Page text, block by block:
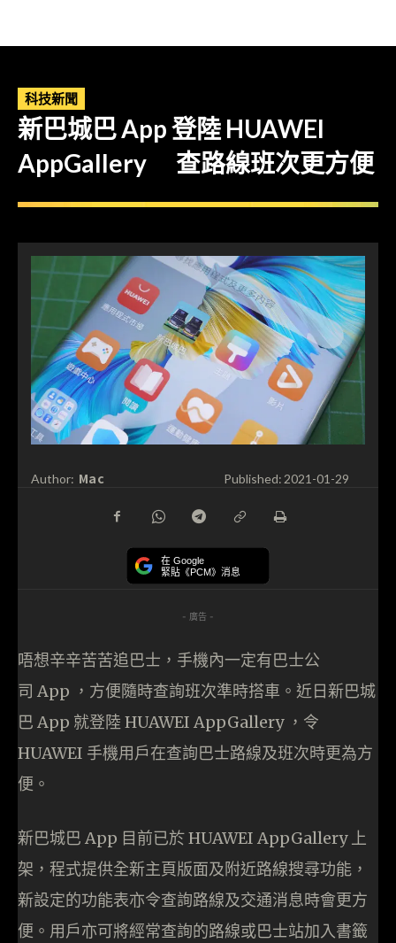
科技新聞
新巴城巴 App 登陸 HUAWEI
AppGallery 查路線班次更方便
Author: Mac Published: 2021-01-29
在 Google
緊貼《PCM》消息
- 廣告 -
唔想辛辛苦苦追巴士，手機內一定有巴士公
司 App ，方便隨時查詢班次準時搭車。近日新巴城
巴 App 就登陸 HUAWEI AppGallery ，令
HUAWEI 手機用戶在查詢巴士路線及班次時更為方
便。
新巴城巴 App 目前已於 HUAWEI AppGallery 上
架，程式提供全新主頁版面及附近路線搜尋功能，
新設定的功能表亦令查詢路線及交通消息時會更方
便。用戶亦可將經常查詢的路線或巴士站加入書籤